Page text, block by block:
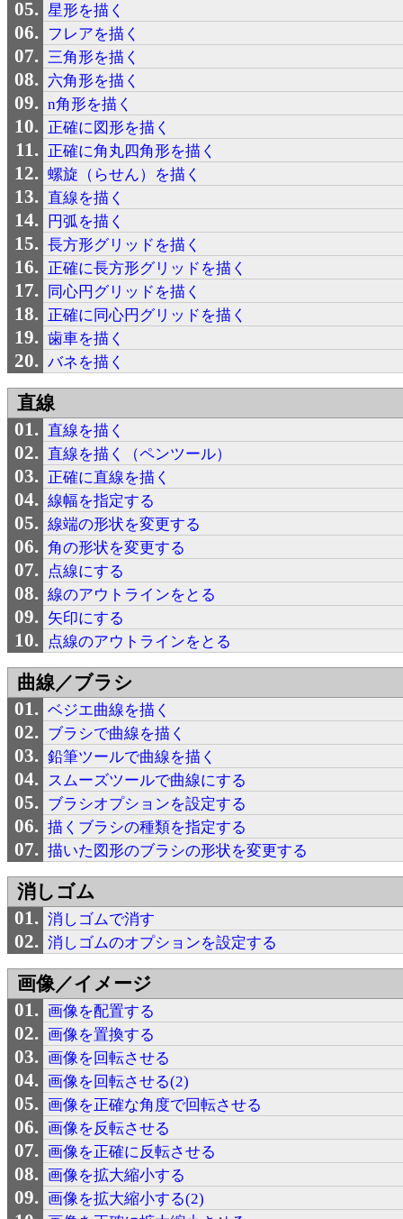
星形を描く
フレアを描く
三角形を描く
六角形を描く
n角形を描く
正確に図形を描く
正確に角丸四角形を描く
螺旋（らせん）を描く
直線を描く
円弧を描く
長方形グリッドを描く
正確に長方形グリッドを描く
同心円グリッドを描く
正確に同心円グリッドを描く
歯車を描く
バネを描く
直線
直線を描く
直線を描く（ペンツール）
正確に直線を描く
線幅を指定する
線端の形状を変更する
角の形状を変更する
点線にする
線のアウトラインをとる
矢印にする
点線のアウトラインをとる
曲線／ブラシ
ベジエ曲線を描く
ブラシで曲線を描く
鉛筆ツールで曲線を描く
スムーズツールで曲線にする
ブラシオプションを設定する
描くブラシの種類を指定する
描いた図形のブラシの形状を変更する
消しゴム
消しゴムで消す
消しゴムのオプションを設定する
画像／イメージ
画像を配置する
画像を置換する
画像を回転させる
画像を回転させる(2)
画像を正確な角度で回転させる
画像を反転させる
画像を正確に反転させる
画像を拡大縮小する
画像を拡大縮小する(2)